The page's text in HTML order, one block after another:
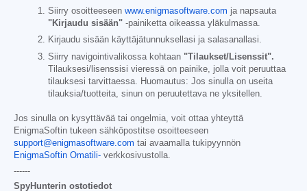
Siirry osoitteeseen www.enigmasoftware.com ja napsauta
"Kirjaudu sisään" -painiketta oikeassa yläkulmassa.
Kirjaudu sisään käyttäjätunnuksellasi ja salasanallasi.
Siirry navigointivalikossa kohtaan "Tilaukset/Lisenssit".
Tilauksesi/lisenssisi vieressä on painike, jolla voit peruuttaa
tilauksesi tarvittaessa. Huomautus: Jos sinulla on useita
tilauksia/tuotteita, sinun on peruutettava ne yksitellen.
Jos sinulla on kysyttävää tai ongelmia, voit ottaa yhteyttä
EnigmaSoftin tukeen sähköpostitse osoitteeseen
support@enigmasoftware.com tai avaamalla tukipyynnön
EnigmaSoftin Omatili- verkkosivustolla.
------
SpyHunterin ostotiedot